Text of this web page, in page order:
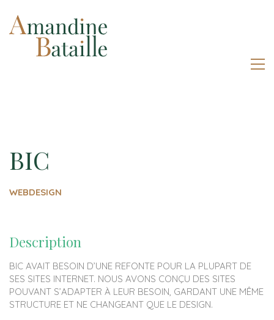
BIC
WEBDESIGN
Description
BIC AVAIT BESOIN D’UNE REFONTE POUR LA PLUPART DE
SES SITES INTERNET. NOUS AVONS CONÇU DES SITES
POUVANT S’ADAPTER À LEUR BESOIN, GARDANT UNE MÊME
STRUCTURE ET NE CHANGEANT QUE LE DESIGN.